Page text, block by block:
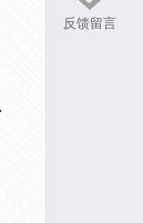
反馈留言